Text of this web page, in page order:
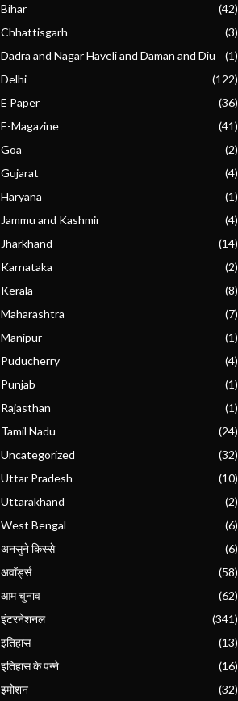
Bihar
(42)
Chhattisgarh
(3)
Dadra and Nagar Haveli and Daman and Diu
(1)
Delhi
(122)
E Paper
(36)
E-Magazine
(41)
Goa
(2)
Gujarat
(4)
Haryana
(1)
Jammu and Kashmir
(4)
Jharkhand
(14)
Karnataka
(2)
Kerala
(8)
Maharashtra
(7)
Manipur
(1)
Puducherry
(4)
Punjab
(1)
Rajasthan
(1)
Tamil Nadu
(24)
Uncategorized
(32)
Uttar Pradesh
(10)
Uttarakhand
(2)
West Bengal
(6)
अनसुने किस्से
(6)
अवॉर्ड्स
(58)
आम चुनाव
(62)
इंटरनेशनल
(341)
इतिहास
(13)
इतिहास के पन्ने
(16)
इमोशन
(32)